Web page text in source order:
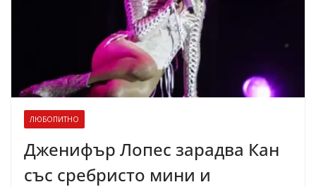
ЛЮБОПИТНО
Дженифър Лопес зарадва Кан
със сребристо мини и